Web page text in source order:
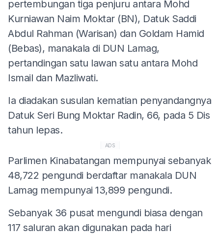
pertembungan tiga penjuru antara Mohd
Kurniawan Naim Moktar (BN), Datuk Saddi
Abdul Rahman (Warisan) dan Goldam Hamid
(Bebas), manakala di DUN Lamag,
pertandingan satu lawan satu antara Mohd
Ismail dan Mazliwati.
Ia diadakan susulan kematian penyandangnya
Datuk Seri Bung Moktar Radin, 66, pada 5 Dis
tahun lepas.
ADS
Parlimen Kinabatangan mempunyai sebanyak
48,722 pengundi berdaftar manakala DUN
Lamag mempunyai 13,899 pengundi.
Sebanyak 36 pusat mengundi biasa dengan
117 saluran akan digunakan pada hari